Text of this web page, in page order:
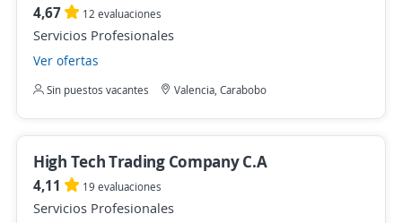
4,67 12 evaluaciones
Servicios Profesionales
Ver ofertas
Sin puestos vacantes Valencia, Carabobo
High Tech Trading Company C.A
4,11 19 evaluaciones
Servicios Profesionales